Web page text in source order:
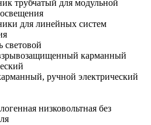
трубчатый для модульной
для линейных систем
световой
карманный
ручной электрический
низковольтная без